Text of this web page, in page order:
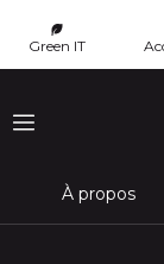
Green IT
Menu
À propos